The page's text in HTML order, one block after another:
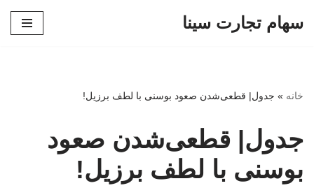
سهام تجارت سینا
خانه » جدول| قطعی‌شدن صعود بوسنی با لطف برزیل!
جدول| قطعی‌شدن صعود
بوسنی با لطف برزیل!